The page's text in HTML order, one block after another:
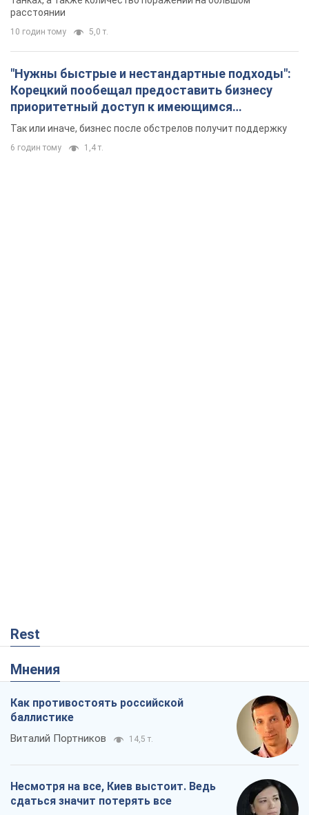
расстоянии
10 годин тому 5,0 т.
"Нужны быстрые и нестандартные подходы":
Корецкий пообещал предоставить бизнесу
приоритетный доступ к имеющимся
складским помещениям
Так или иначе, бизнес после обстрелов получит поддержку
6 годин тому 1,4 т.
Rest
Мнения
Как противостоять российской
баллистике
Виталий Портников 14,5 т.
Несмотря на все, Киев выстоит. Ведь
сдаться значит потерять все